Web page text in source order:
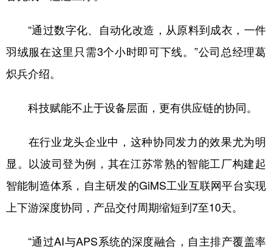
“通过数字化、自动化改造，从原料到成衣，一件
羽绒服在这里只需3个小时即可下线。”公司总经理葛
炽兵介绍。
科技赋能不止于设备层面，更有供应链的协同。
在行业龙头企业中，这种协同发力的效果尤为明
显。以波司登为例，其在江苏常熟的智能工厂构建起
智能制造体系，自主研发的GiMS工业互联网平台实现
上下游深度协同，产品交付周期缩短到7至10天。
“通过AI与APS系统的深度融合，自主排产覆盖率